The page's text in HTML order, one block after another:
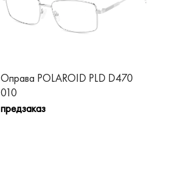
Оправа POLAROID PLD D470
010
предзаказ